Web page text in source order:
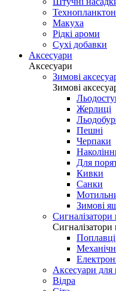
Технопланктон
Макуха
Рідкі ароми
Сухі добавки
Аксесуари
Аксесуари
Зимові
Зимові
Жерлиці
Пешні
Черпаки
Для
Кивки
Санки
Зимові
Поплавці
Аксесуари для
Відра